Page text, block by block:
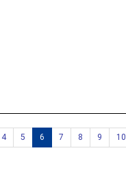
4 5 6 7 8 9 10